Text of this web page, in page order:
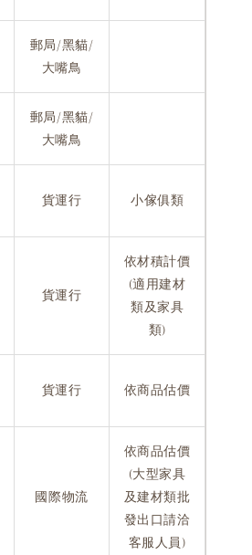
郵局/黑貓/
大嘴鳥
郵局/黑貓/
大嘴鳥
貨運行 小傢俱類
貨運行
依材積計價
(適用建材
類及家具
類)
貨運行 依商品估價
國際物流
依商品估價
(大型家具
及建材類批
發出口請洽
客服人員)